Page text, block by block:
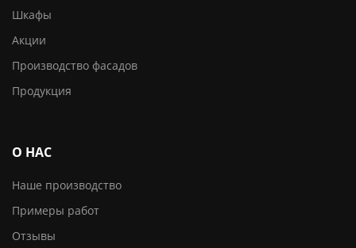
Шкафы
Акции
Производство фасадов
Продукция
О НАС
Наше производство
Примеры работ
Отзывы